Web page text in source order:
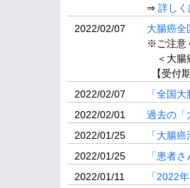
⇒ 詳し
2022/02/07
大腸癌全
※ご注意
＜大腸
【受付
2022/02/07
「全国
2022/02/01
過去の「
2022/01/25
「大腸
2022/01/25
「患者
2022/01/11
「2022